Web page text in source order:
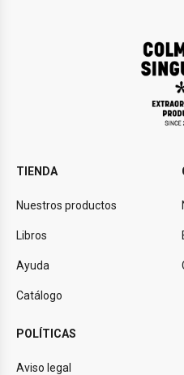
TIENDA
Nuestros productos
Libros
Ayuda
Catálogo
POLÍTICAS
Aviso legal